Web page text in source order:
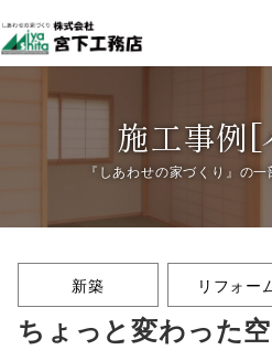
イ
ン
へ
施工事例
新築 リフォー
ちょっと変わった